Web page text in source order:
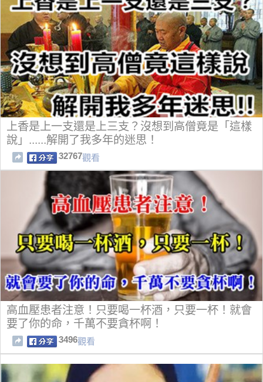
上香是上一支還是上三支？沒想到高僧竟是「這樣
說」......解開了我多年的迷思！
32767觀看
高血壓患者注意！只要喝一杯酒，只要一杯！就會
要了你的命，千萬不要貪杯啊！
3496觀看